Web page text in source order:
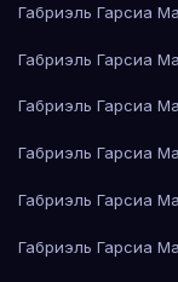
Габриэль Гарсиа
Габриэль Гарсиа
Габриэль Гарсиа
Габриэль Гарсиа
Габриэль Гарсиа
Габриэль Гарсиа